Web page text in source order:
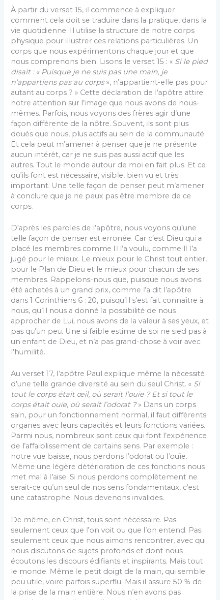
À partir du verset 15, il commence à expliquer
comment cela doit se traduire dans la pratique, dans la
vie quotidienne. Il utilise la structure de notre corps
physique pour illustrer ces relations particulières. Un
corps que nous expérimentons chaque jour et que
nous comprenons bien. Lisons le verset 15 : « Si le pied
disait : « Puisque je ne suis pas une main, je
n’appartiens pas au corps», n’appartient-elle pas pour
autant au corps ? » Cette déclaration de l’apôtre attire
notre attention sur l’image que nous avons de nous-
mêmes. Parfois, nous voyons des frères agir d’une
façon différente de la nôtre. Souvent, ils sont plus
doués que nous, plus actifs au sein de la communauté.
Et cela peut m’amener à penser que je ne présente
aucun intérêt, car je ne suis pas aussi actif que les
autres. Tout le monde autour de moi en fait plus. Et ce
qu’ils font est nécessaire, visible, bien vu et très
important. Une telle façon de penser peut m’amener
à conclure que je ne peux pas être membre de ce
corps.
D’après les paroles de l’apôtre, nous voyons qu’une
telle façon de penser est erronée. Car c’est Dieu qui a
placé les membres comme Il l’a voulu, comme Il l’a
jugé pour le mieux. Le mieux pour le Christ tout entier,
pour le Plan de Dieu et le mieux pour chacun de ses
membres. Rappelons-nous que, puisque nous avons
été achetés à un grand prix, comme l’a dit l’apôtre
dans 1 Corinthiens 6 : 20, puisqu’Il s’est fait connaître à
nous, qu’Il nous a donné la possibilité de nous
approcher de Lui, nous avons de la valeur à ses yeux, et
pas qu’un peu. Une si faible estime de soi ne sied pas à
un enfant de Dieu, et n’a pas grand-chose à voir avec
l’humilité.
Au verset 17, l’apôtre Paul explique même la nécessité
d’une telle grande diversité au sein du seul Christ. « Si
tout le corps était œil, où serait l’ouïe ? Et si tout le
corps était ouïe, où serait l’odorat ? » Dans un corps
sain, pour un fonctionnement normal, il faut différents
organes avec leurs capacités et leurs fonctions variées.
Parmi nous, nombreux sont ceux qui font l’expérience
de l’affaiblissement de certains sens. Par exemple :
notre vue baisse, nous perdons l’odorat ou l’ouïe.
Même une légère détérioration de ces fonctions nous
met mal à l’aise. Si nous perdons complètement ne
serait-ce qu’un seul de nos sens fondamentaux, c’est
une catastrophe. Nous devenons invalides.
De même, en Christ, tous sont nécessaire. Pas
seulement ceux que l’on voit ou que l’on entend. Pas
seulement ceux que nous aimons rencontrer, avec qui
nous discutons de sujets profonds et dont nous
écoutons les discours édifiants et inspirants. Mais tout
le monde. Même le petit doigt de la main, qui semble
peu utile, voire parfois superflu. Mais il assure 50 % de
la prise de la main entière. Nous n’en avons pas